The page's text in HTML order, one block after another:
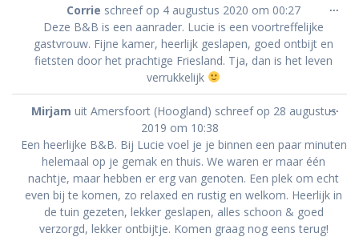
Corrie schreef op 4 augustus 2020 om 00:27
Deze B&B is een aanrader. Lucie is een voortreffelijke
gastvrouw. Fijne kamer, heerlijk geslapen, goed ontbijt en
fietsten door het prachtige Friesland. Tja, dan is het leven
verrukkelijk
...
Mirjam uit Amersfoort (Hoogland) schreef op 28 augustus
2019 om 10:38
Een heerlijke B&B. Bij Lucie voel je je binnen een paar minuten
helemaal op je gemak en thuis. We waren er maar één
nachtje, maar hebben er erg van genoten. Een plek om echt
even bij te komen, zo relaxed en rustig en welkom. Heerlijk in
de tuin gezeten, lekker geslapen, alles schoon & goed
verzorgd, lekker ontbijtje. Komen graag nog eens terug!
...